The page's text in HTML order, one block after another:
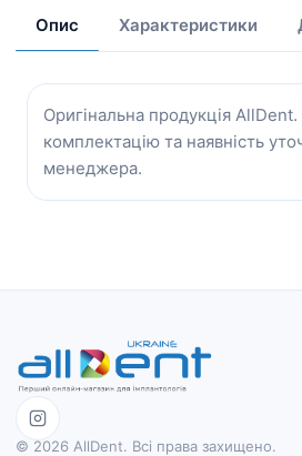
Опис Характеристики
Оригінальна продукція
комплектацію та наявність
менеджера.
© 2026 AllDent. Всі права захищено.